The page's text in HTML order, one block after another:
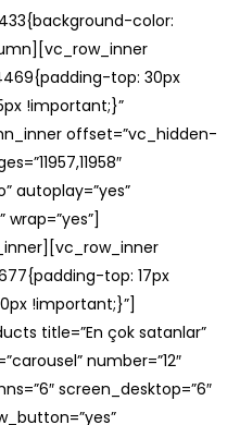
color:
top: 30px
!important;}”
offset=”vc_hidden-
autoplay=”yes”
top: 17px
!important;}”]
title=”En çok satanlar”
number=”12″
screen_desktop=”6″